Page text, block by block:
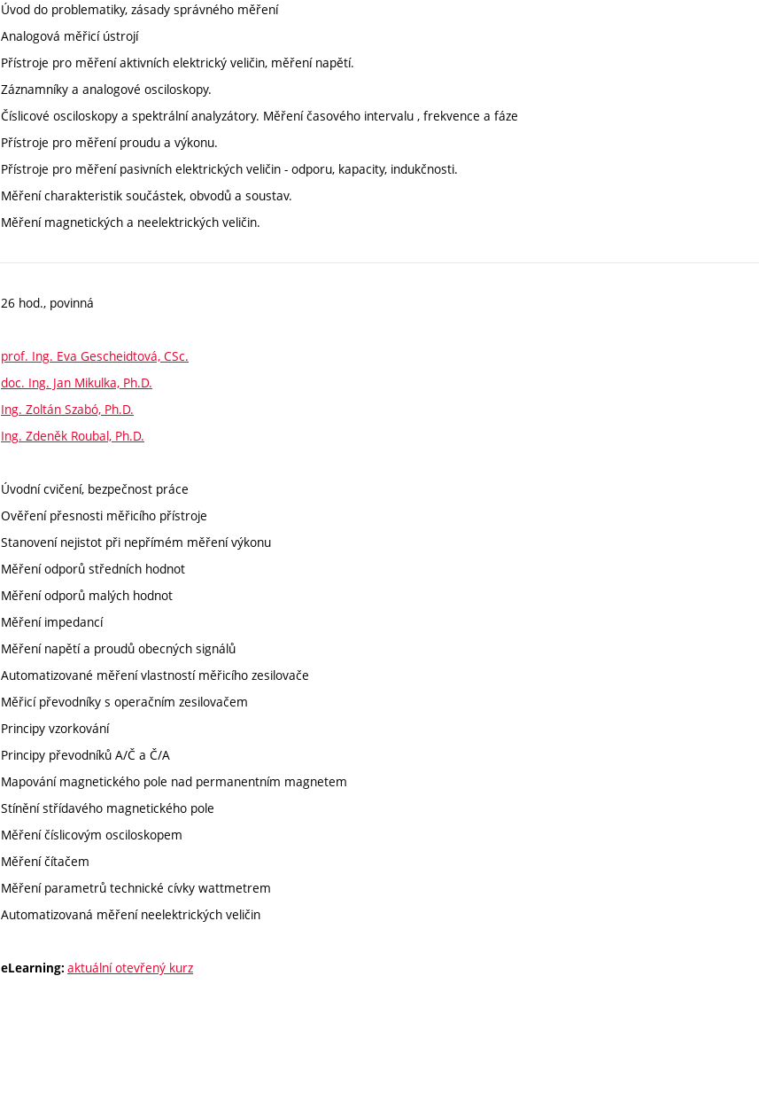
Úvod do problematiky, zásady správného měření
Analogová měřicí ústrojí
Přístroje pro měření aktivních elektrický veličin, měření napětí.
Záznamníky a analogové osciloskopy.
Číslicové osciloskopy a spektrální analyzátory. Měření časového intervalu , frekvence a fáze
Přístroje pro měření proudu a výkonu.
Přístroje pro měření pasivních elektrických veličin - odporu, kapacity, indukčnosti.
Měření charakteristik součástek, obvodů a soustav.
Měření magnetických a neelektrických veličin.
26 hod., povinná
prof. Ing. Eva Gescheidtová, CSc.
doc. Ing. Jan Mikulka, Ph.D.
Ing. Zoltán Szabó, Ph.D.
Ing. Zdeněk Roubal, Ph.D.
Úvodní cvičení, bezpečnost práce
Ověření přesnosti měřicího přístroje
Stanovení nejistot při nepřímém měření výkonu
Měření odporů středních hodnot
Měření odporů malých hodnot
Měření impedancí
Měření napětí a proudů obecných signálů
Automatizované měření vlastností měřicího zesilovače
Měřicí převodníky s operačním zesilovačem
Principy vzorkování
Principy převodníků A/Č a Č/A
Mapování magnetického pole nad permanentním magnetem
Stínění střídavého magnetického pole
Měření číslicovým osciloskopem
Měření čítačem
Měření parametrů technické cívky wattmetrem
Automatizovaná měření neelektrických veličin
eLearning: aktuální otevřený kurz